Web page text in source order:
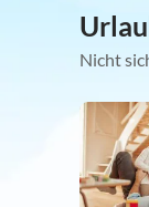
Nicht